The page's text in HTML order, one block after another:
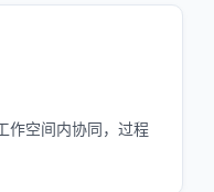
作空间内协同，过程